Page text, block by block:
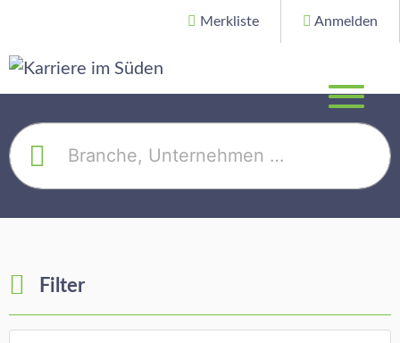
Merkliste Anmelden
Filter